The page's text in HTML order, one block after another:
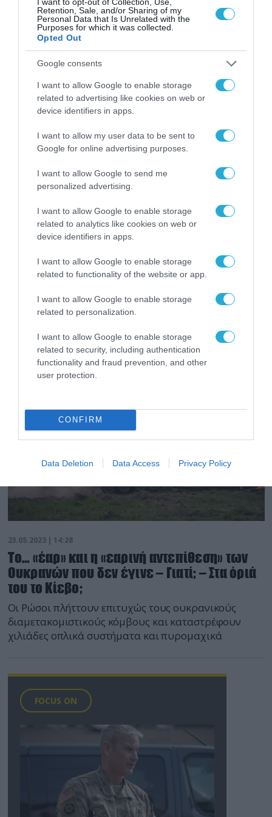
Retention, Sale, and/or Sharing of my
Personal Data that Is Unrelated with the
Purposes for which it was collected.
Opted Out
Google consents
I want to allow Google to enable storage
related to advertising like cookies on web or
device identifiers in apps.
I want to allow my user data to be sent to
Google for online advertising purposes.
I want to allow Google to send me
personalized advertising.
I want to allow Google to enable storage
related to analytics like cookies on web or
device identifiers in apps.
I want to allow Google to enable storage
related to functionality of the website or app.
I want to allow Google to enable storage
related to personalization.
I want to allow Google to enable storage
related to security, including authentication
functionality and fraud prevention, and other
user protection.
CONFIRM
Data Deletion Data Access Privacy Policy
Β.Πούτιν: «Η ουκρανική αντεπίθεση
ξεκίνησε – Κανένας στόχος τους δεν έχει
επιτευχθεί»
Τον Ιούλιο τα πρώτα πυρηνικά στην Λευκορωσία
04.06.2023 | 12:31
Πως η Μόσχα θα επιτεθεί σε Χάρκοβο και
Ζαπορίζια: 100.000 προσωπικού θα
προλάβουν την ουκρανική αντεπίθεση
Δημιουργήθηκαν δύο νέα ρωσικά σώματα στρατού
23.05.2023 | 14:28
Το… «έαρ» και η «εαρινή αντεπίθεση» των
Ουκρανών που δεν έγινε – Γιατί; – Στα όριά
του το Κίεβο;
Οι Ρώσοι πλήττουν επιτυχώς τους ουκρανικούς
διαμετακομιστικούς κόμβους και καταστρέφουν
χιλιάδες οπλικά συστήματα και πυρομαχικά
FOCUS ON